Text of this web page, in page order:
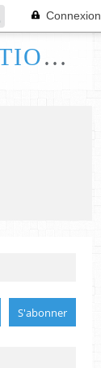
Connexion
FRANCE HANDI ART, BIJOUX ACCESSOIRES DÉCORATIONS